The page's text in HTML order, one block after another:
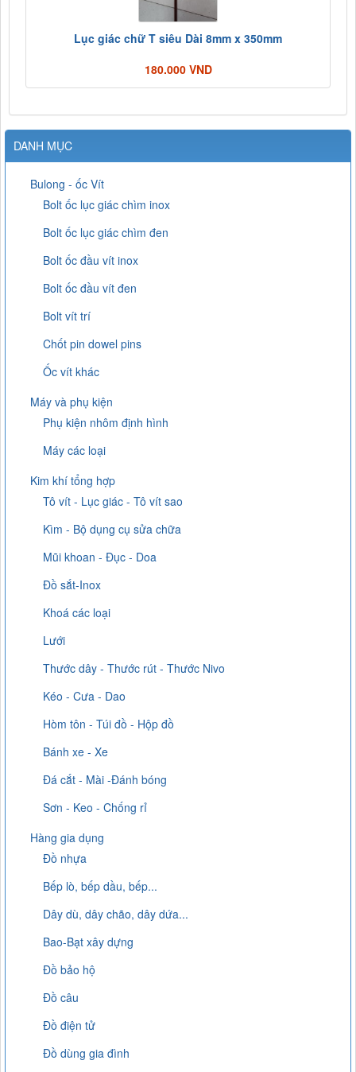
Lục giác chữ T siêu Dài 8mm x 350mm
180.000 VND
DANH MỤC
Bulong - ốc Vít
Bolt ốc lục giác chìm inox
Bolt ốc lục giác chìm đen
Bolt ốc đầu vít inox
Bolt ốc đầu vít đen
Bolt vít trí
Chốt pin dowel pins
Ốc vít khác
Máy và phụ kiện
Phụ kiện nhôm định hình
Máy các loại
Kim khí tổng hợp
Tô vít - Lục giác - Tô vít sao
Kìm - Bộ dụng cụ sửa chữa
Mũi khoan - Đục - Doa
Đồ sắt-Inox
Khoá các loại
Lưới
Thước dây - Thước rút - Thước Nivo
Kéo - Cưa - Dao
Hòm tôn - Túi đồ - Hộp đồ
Bánh xe - Xe
Đá cắt - Mài -Đánh bóng
Sơn - Keo - Chống rỉ
Hàng gia dụng
Đồ nhựa
Bếp lò, bếp dầu, bếp...
Dây dù, dây chão, dây dứa...
Bao-Bạt xây dựng
Đồ bảo hộ
Đồ câu
Đồ điện tử
Đồ dùng gia đình